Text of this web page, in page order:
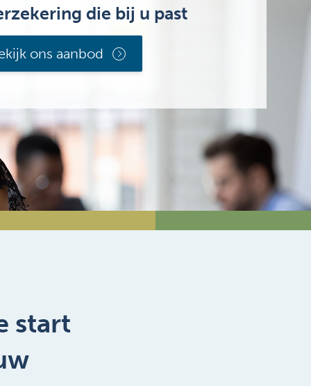
die bij u past
ons aanbod
start